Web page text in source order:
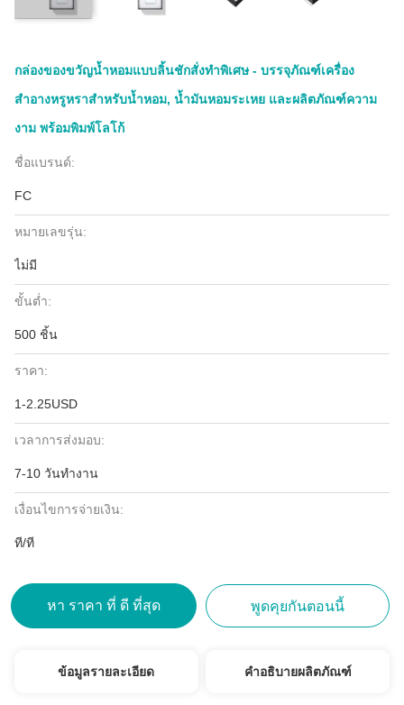
กล่องของขวัญน้ำหอมแบบลิ้นชักสั่งทำพิเศษ - บรรจุภัณฑ์เครื่อง
สำอางหรูหราสำหรับน้ำหอม, น้ำมันหอมระเหย และผลิตภัณฑ์ความ
งาม พร้อมพิมพ์โลโก้
ชื่อแบรนด์:
FC
หมายเลขรุ่น:
ไม่มี
ขั้นต่ำ:
500 ชิ้น
ราคา:
1-2.25USD
เวลาการส่งมอบ:
7-10 วันทำงาน
เงื่อนไขการจ่ายเงิน:
ที/ที
หา ราคา ที่ ดี ที่สุด พูดคุยกันตอนนี้
ข้อมูลรายละเอียด คำอธิบายผลิตภัณฑ์